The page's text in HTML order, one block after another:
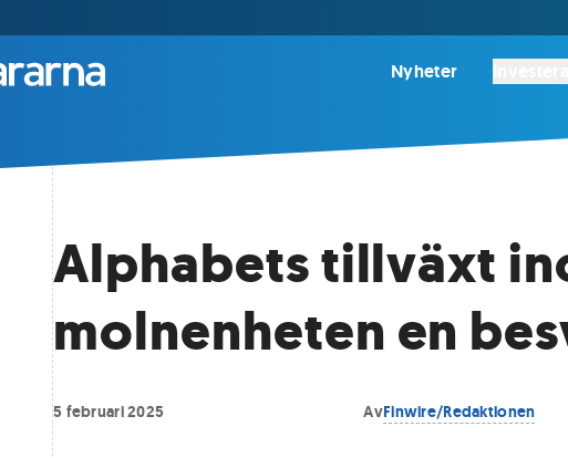
Nyheter
Alphabets tillväxt
molnenheten en
5 februari 2025 AvFinwire/Redaktionen